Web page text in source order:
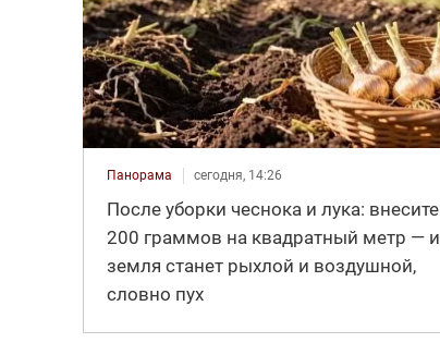
Панорама сегодня, 14:26
После уборки чеснока и лука: внесите
200 граммов на квадратный метр — и
земля станет рыхлой и воздушной,
словно пух